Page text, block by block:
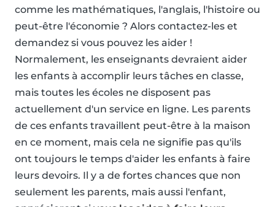
comme les mathématiques, l'anglais, l'histoire ou
peut-être l'économie ? Alors contactez-les et
demandez si vous pouvez les aider !
Normalement, les enseignants devraient aider
les enfants à accomplir leurs tâches en classe,
mais toutes les écoles ne disposent pas
actuellement d'un service en ligne. Les parents
de ces enfants travaillent peut-être à la maison
en ce moment, mais cela ne signifie pas qu'ils
ont toujours le temps d'aider les enfants à faire
leurs devoirs. Il y a de fortes chances que non
seulement les parents, mais aussi l'enfant,